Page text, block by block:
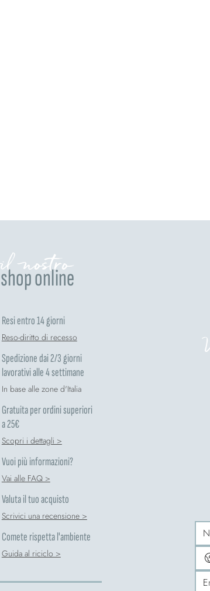
il nostro
shop online
Resi entro 14 giorni
Reso-diritto di recesso
Spedizione dai 2/3 giorni
lavorativi alle 4 settimane
In base alle zone d'Italia
Gratuita per ordini superiori
a 25€
Scopri i dettagli >
Vuoi più informazioni?
Vai alle FAQ >
Valuta il tuo acquisto
Scrivici una recensione >
Comete rispetta l'ambiente
Guida al riciclo >